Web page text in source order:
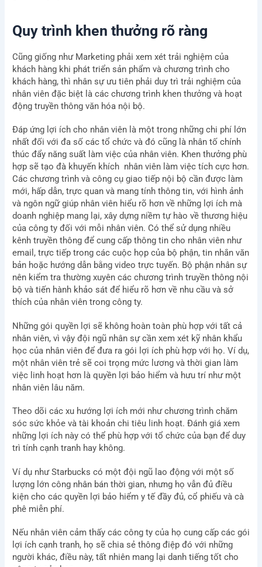
Quy trình khen thưởng rõ ràng
Cũng giống như Marketing phải xem xét trải nghiệm của
khách hàng khi phát triển sản phẩm và chương trình cho
khách hàng, thì nhân sự ưu tiên phải duy trì trải nghiệm của
nhân viên đặc biệt là các chương trình khen thưởng và hoạt
động truyền thông văn hóa nội bộ.
Đáp ứng lợi ích cho nhân viên là một trong những chi phí lớn
nhất đối với đa số các tổ chức và đó cũng là nhân tố chính
thúc đẩy năng suất làm việc của nhân viên. Khen thưởng phù
hợp sẽ tạo đà khuyến khích nhân viên làm việc tích cực hơn.
Các chương trình và công cụ giao tiếp nội bộ cần được làm
mới, hấp dẫn, trực quan và mang tính thông tin, với hình ảnh
và ngôn ngữ giúp nhân viên hiểu rõ hơn về những lợi ích mà
doanh nghiệp mang lại, xây dựng niềm tự hào về thương hiệu
của công ty đối với mỗi nhân viên. Có thể sử dụng nhiều
kênh truyền thông để cung cấp thông tin cho nhân viên như
email, trực tiếp trong các cuộc họp của bộ phận, tin nhắn văn
bản hoặc hướng dẫn bằng video trực tuyến. Bộ phận nhân sự
nên kiểm tra thường xuyên các chương trình truyền thông nội
bộ và tiến hành khảo sát để hiểu rõ hơn về nhu cầu và sở
thích của nhân viên trong công ty.
Những gói quyền lợi sẽ không hoàn toàn phù hợp với tất cả
nhân viên, vì vậy đội ngũ nhân sự cần xem xét kỹ nhân khẩu
học của nhân viên để đưa ra gói lợi ích phù hợp với họ. Ví dụ,
một nhân viên trẻ sẽ coi trọng mức lương và thời gian làm
việc linh hoạt hơn là quyền lợi bảo hiểm và hưu trí như một
nhân viên lâu năm.
Theo dõi các xu hướng lợi ích mới như chương trình chăm
sóc sức khỏe và tài khoản chi tiêu linh hoạt. Đánh giá xem
những lợi ích này có thể phù hợp với tổ chức của bạn để duy
trì tính cạnh tranh hay không.
Ví dụ như Starbucks có một đội ngũ lao động với một số
lượng lớn công nhân bán thời gian, nhưng họ vẫn đủ điều
kiện cho các quyền lợi bảo hiểm y tế đầy đủ, cổ phiếu và cà
phê miễn phí.
Nếu nhân viên cảm thấy các công ty của họ cung cấp các gói
lợi ích cạnh tranh, họ sẽ chia sẻ thông điệp đó với những
người khác, điều này, tất nhiên mang lại danh tiếng tốt cho